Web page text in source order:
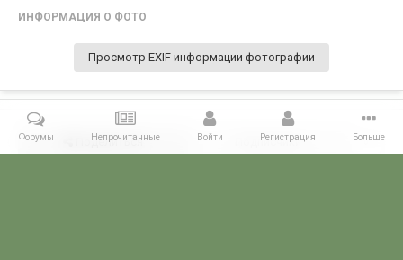
ИНФОРМАЦИЯ О ФОТО
Просмотр EXIF информации фотографии
Поделиться Подписчики 0
Форумы Непрочитанные Войти Регистрация Больше